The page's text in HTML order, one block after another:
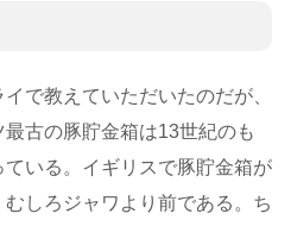
で教えていただいたのだが、
最古の豚貯金箱は13世紀のも
いる。イギリスで豚貯金箱が
しろジャワより前である。ち